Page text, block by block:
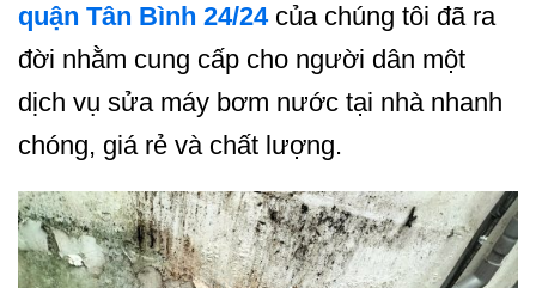
quận Tân Bình 24/24của chúng tôi đã ra
đời nhằm cung cấp cho người dân một
dịch vụ sửa máy bơm nước tại nhà nhanh
chóng, giá rẻ và chất lượng.